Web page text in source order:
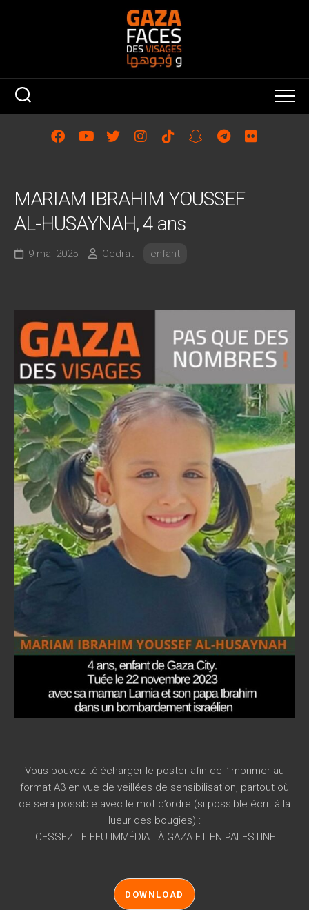
MARIAM IBRAHIM YOUSSEF
AL-HUSAYNAH, 4 ans
9 mai 2025 Cedrat enfant
Vous pouvez télécharger le poster afin de l’imprimer au
format A3 en vue de veillées de sensibilisation, partout où
ce sera possible avec le mot d’ordre (si possible écrit à la
lueur des bougies) :
CESSEZ LE FEU IMMÉDIAT À GAZA ET EN PALESTINE !
DOWNLOAD